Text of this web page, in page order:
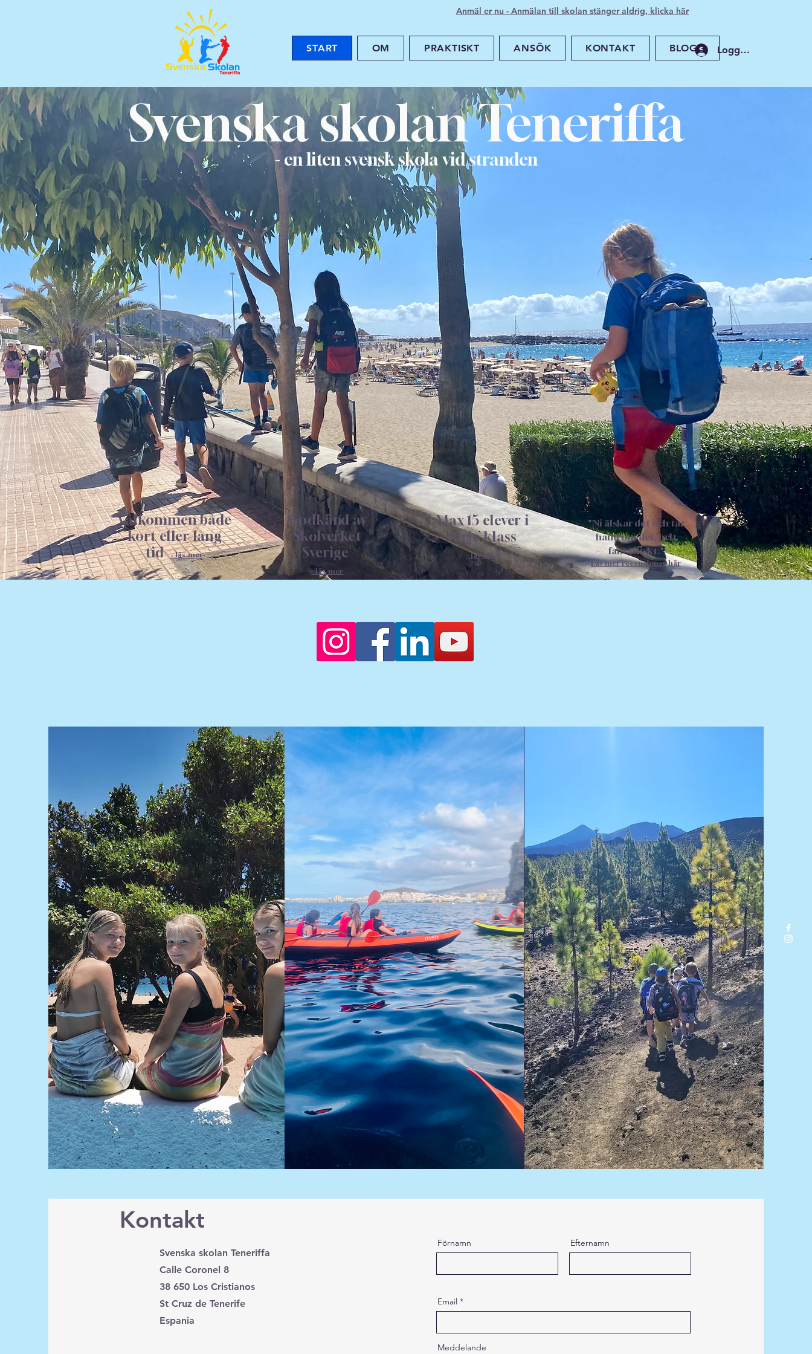
Logga in
Anmäl er nu - Anmälan till skolan stänger aldrig, klicka här
START OM PRAKTISKT ANSÖK KONTAKT BLOGG
Svenska skolan Teneriffa
- en liten svensk skola vid stranden
Välkommen både
kort eller lång
tid- läs mer
Godkänd av
Skolverket
Sverige
- läs mer
Max 15 elever i
varje klass
- läs mer
"Ni älskar det och tar
hand om det, helt
fantastiskt."
Läs mer recensioner här
Svenska skolan Teneriffa
Calle Coronel 8
38 650 Los Cristianos
St Cruz de Tenerife
Espania
Förnamn Efternamn
Email
Meddelande
Kontakt